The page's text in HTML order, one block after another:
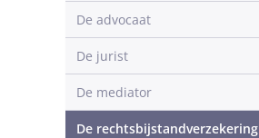
De advocaat
De jurist
De mediator
De rechtsbijstandverzekering